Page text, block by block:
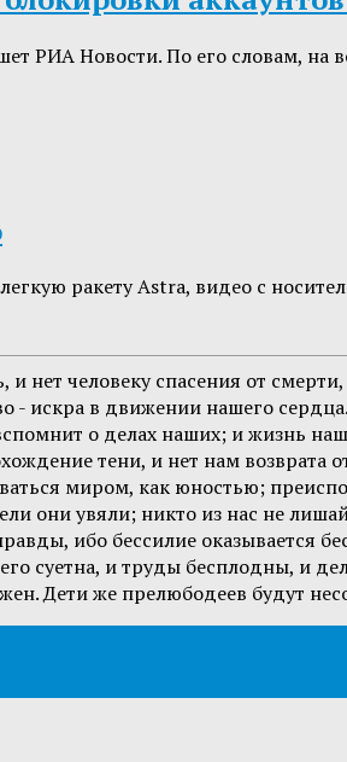
Новости. По его словам, на
ракету Astra, видео c
человеку спасения от
в движении нашего сердца.
о делах наших; и жизнь
тени, и нет нам возврата
миром, как юностью;
они увяли; никто из нас не
ибо бессилие оказывается
суетна, и труды бесплодны, и
Дети же прелюбодеев будут